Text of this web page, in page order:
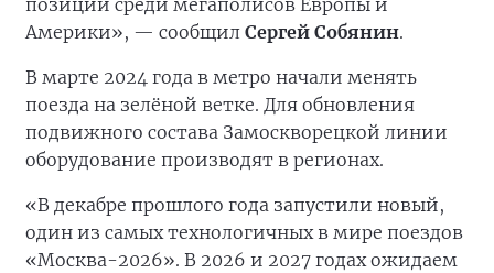
позиции среди мегаполисов Европы и
Америки», — сообщил Сергей Собянин.
В марте 2024 года в метро начали менять
поезда на зелёной ветке. Для обновления
подвижного состава Замоскворецкой линии
оборудование производят в регионах.
«В декабре прошлого года запустили новый,
один из самых технологичных в мире поездов
«Москва-2026». В 2026 и 2027 годах ожидаем